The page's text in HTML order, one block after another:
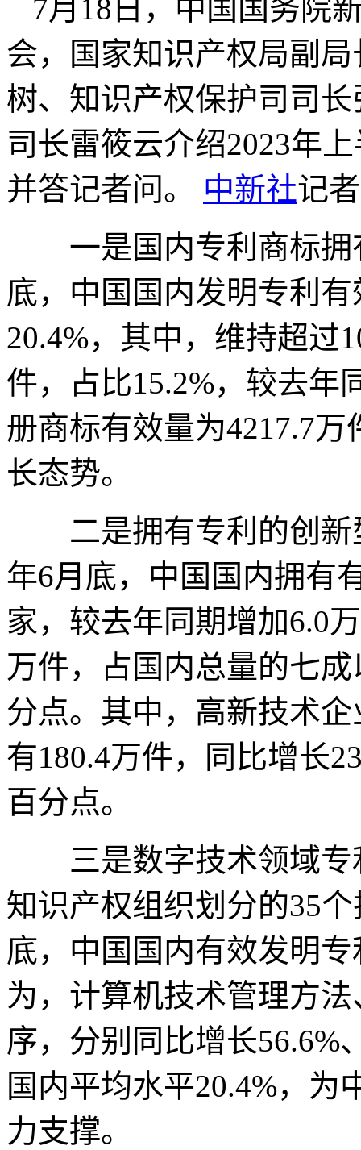
7月18日，中国国务院
会，国家知识产权局副
树、知识产权保护司司
司长雷筱云介绍2023年
并答记者问。 中新社记
一是国内专利商标拥
底，中国国内发明专利
20.4%，其中，维持超过
件，占比15.2%，较去年
册商标有效量为4217.7
长态势。
二是拥有专利的创新
年6月底，中国国内拥有
家，较去年同期增加6.0
万件，占国内总量的七
分点。其中，高新技术
有180.4万件，同比增长
百分点。
三是数字技术领域专
知识产权组织划分的35
底，中国国内有效发明
为，计算机技术管理方
序，分别同比增长56.6%
国内平均水平20.4%，
力支撑。